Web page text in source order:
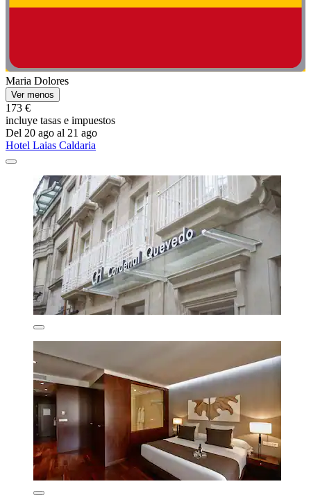
Maria Dolores
Ver menos
173 €
incluye tasas e impuestos
Del 20 ago al 21 ago
Hotel Laias Caldaria